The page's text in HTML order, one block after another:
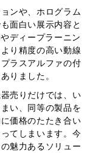
ンや、ホログラム
面白い展示内容と
ディープラーニン
り精度の高い動線
ラスアルファの付
りました。
売りだけでは、い
い、同等の製品を
価格のたたき合い
てしまいます。今
魅力あるソリュー